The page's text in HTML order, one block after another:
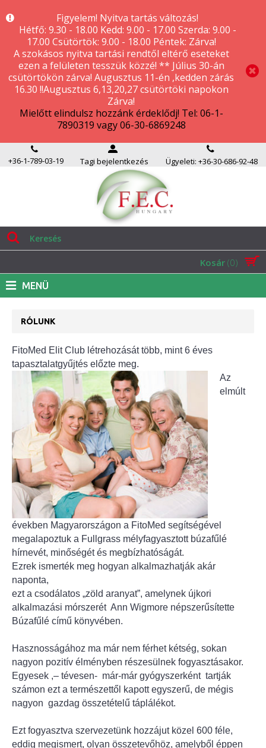
Figyelem! Nyitva tartás változás!
Hétfő: 9.30 - 18.00 Kedd: 9.00 - 17.00 Szerda: 9.00 -
17.00 Csütörtök: 9.00 - 18.00 Péntek: Zárva!
A szokásos nyitva tartási rendtől eltérő eseteket
ezen a felületen tesszük közzé! ** Július 30-án
csütörtökön zárva! Augusztus 11-én ,kedden zárás
16.30 !!Augusztus 6,13,20,27 csütörtöki napokon
Zárva!
Mielőtt elindulsz hozzánk érdeklődj! Tel: 06-1-
7890319 vagy 06-30-6869248
+36-1-789-03-19 Tagi bejelentkezés Ügyeleti: +36-30-686-92-48
Kosár (0)
MENÜ
RÓLUNK
FitoMed Elit Club létrehozását több, mint 6 éves
tapasztalatgyűjtés előzte meg.
Az
elmúlt
években Magyarországon a FitoMed segítségével
megalapoztuk a Fullgrass mélyfagyasztott búzafűlé
hírnevét, minőségét és megbízhatóságát.
Ezrek ismerték meg hogyan alkalmazhatják akár
naponta,
ezt a csodálatos „zöld aranyat”, amelynek újkori
alkalmazási mórszerét Ann Wigmore népszerűsítette
Búzafűlé című könyvében.
Hasznosságához ma már nem férhet kétség, sokan
nagyon pozitív élményben részesülnek fogyasztásakor.
Egyesek ,– tévesen- már-már gyógyszerként tartják
számon ezt a természettől kapott egyszerű, de mégis
nagyon gazdag összetételű táplálékot.
Ezt fogyasztva szervezetünk hozzájut közel 600 féle,
eddig megismert, olyan összetevőhöz, amelyből éppen